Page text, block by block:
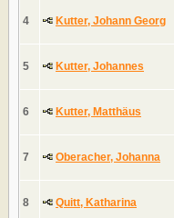
4 Kutter, Johann Georg
5 Kutter, Johannes
6 Kutter, Matthäus
7 Oberacher, Johanna
8 Quitt, Katharina